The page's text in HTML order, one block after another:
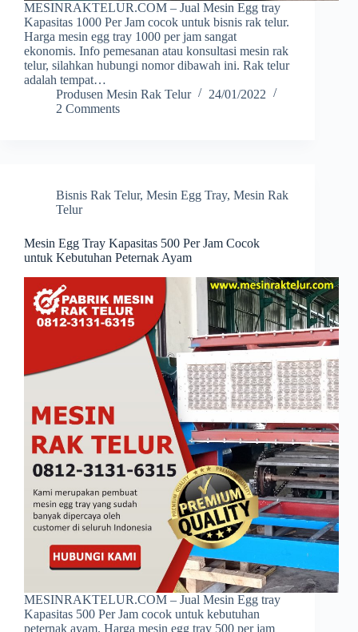
MESINRAKTELUR.COM – Jual Mesin Egg tray
Kapasitas 1000 Per Jam cocok untuk bisnis rak telur.
Harga mesin egg tray 1000 per jam sangat
ekonomis. Info pemesanan atau konsultasi mesin rak
telur, silahkan hubungi nomor dibawah ini. Rak telur
adalah tempat…
Produsen Mesin Rak Telur
24/01/2022
2 Comments
Bisnis Rak Telur, Mesin Egg Tray, Mesin Rak
Telur
Mesin Egg Tray Kapasitas 500 Per Jam Cocok
untuk Kebutuhan Peternak Ayam
MESINRAKTELUR.COM – Jual Mesin Egg tray
Kapasitas 500 Per Jam cocok untuk kebutuhan
peternak ayam. Harga mesin egg tray 500 per jam